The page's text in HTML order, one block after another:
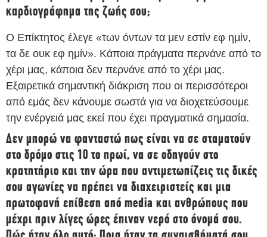
καρδιογράφημα της ζωής σου;
Ο Επίκτητος έλεγε «των όντων τα μεν εστίν εφ ημίν,
τα δε ουκ εφ ημίν». Κάποια πράγματα περνάνε από το
χέρι μας, κάποια δεν περνάνε από το χέρι μας.
Εξαιρετικά σημαντική διάκριση που οι περισσότεροι
από εμάς δεν κάνουμε σωστά για να διοχετεύσουμε
την ενέργειά μας εκεί που έχει πραγματικά σημασία.
Δεν μπορώ να φανταστώ πως είναι να σε σταματούν
στο δρόμο στις 10 το πρωί, να σε οδηγούν στο
κρατητήριο και την ώρα που αντιμετωπίζεις τις δικές
σου αγωνίες να πρέπει να διαχειριστείς και μια
πρωτοφανή επίθεση από media και ανθρώπους που
μέχρι πριν λίγες ώρες έπιναν νερό στο όνομά σου.